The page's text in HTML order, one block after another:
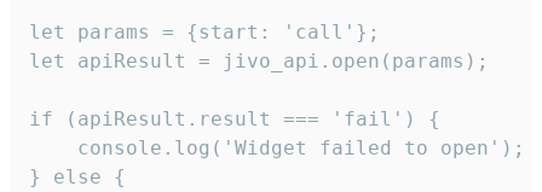
let params = {start: 'call'};
let apiResult = jivo_api.open(params);
if (apiResult.result === 'fail') {
    console.log('Widget failed to open');
} else {